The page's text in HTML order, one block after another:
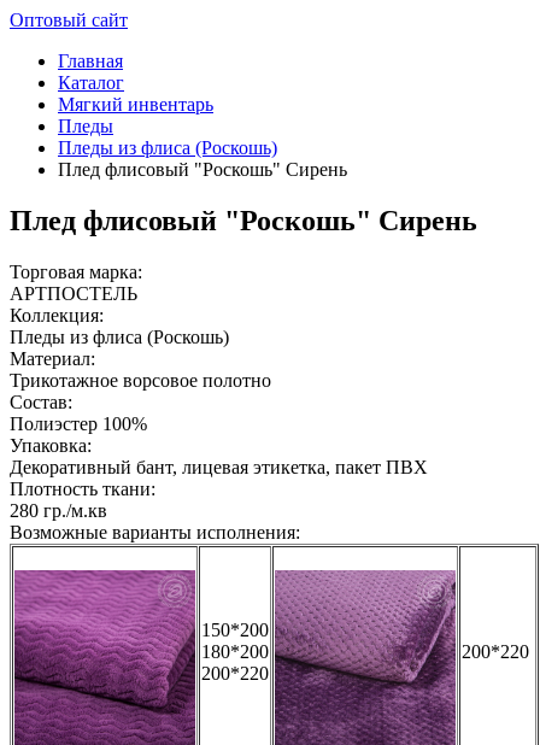
Оптовый сайт
Главная
Каталог
Мягкий инвентарь
Пледы
Пледы из флиса (Роскошь)
Плед флисовый "Роскошь" Сирень
Плед флисовый "Роскошь" Сирень
Торговая марка:
АРТПОСТЕЛЬ
Коллекция:
Пледы из флиса (Роскошь)
Материал:
Трикотажное ворсовое полотно
Состав:
Полиэстер 100%
Упаковка:
Декоративный бант, лицевая этикетка, пакет ПВХ
Плотность ткани:
280 гр./м.кв
Возможные варианты исполнения:
150*200
180*200
200*220
200*220